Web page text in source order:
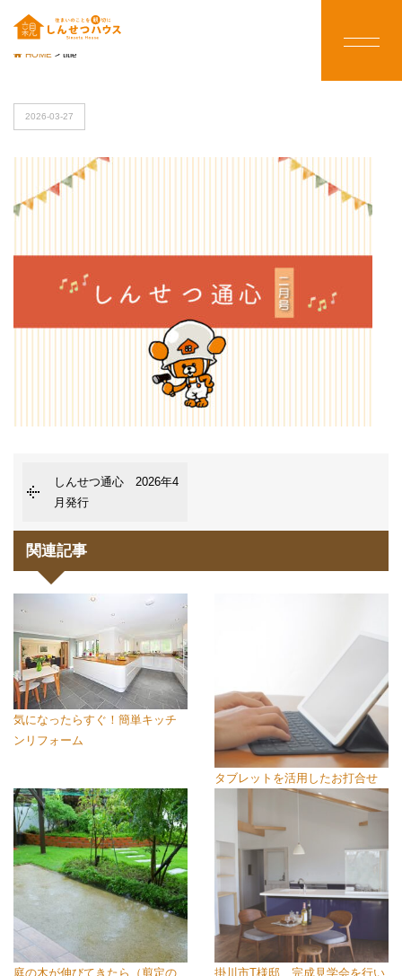
HOME > title
2026-03-27
しんせつ通心 2026年4
月発行
関連記事
気になったらすぐ！簡単キッチ
ンリフォーム
タブレットを活用したお打合せ
庭の木が伸びてきたら（剪定の
掛川市T様邸 完成見学会を行い